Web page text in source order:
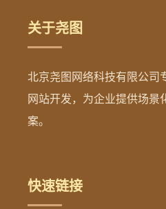
关于尧图
北京尧图网络科技有限公司
网站开发，为企业提供场景
案。
快速链接